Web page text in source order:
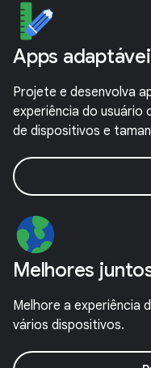
Apps
Projete e desenvolva
experiência do
de dispositivos e
Melhores
Melhore a experiência
vários dispositivos.